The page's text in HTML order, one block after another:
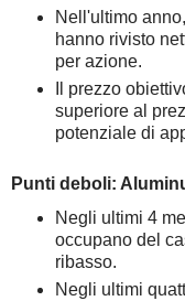
Nell'ultimo
hanno rivisto
per azione.
Il prezzo
superiore al
potenziale di
Punti deboli:
Negli ultimi 4
occupano del
ribasso.
Negli ultimi